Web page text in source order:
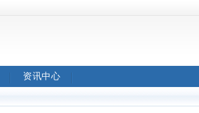
资讯中心